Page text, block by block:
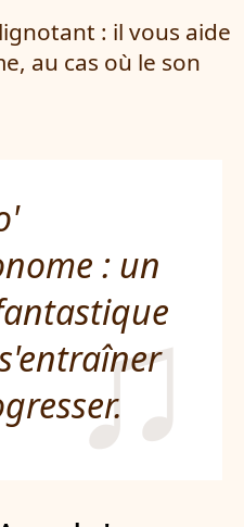
: il vous aide
au cas où le son
: un